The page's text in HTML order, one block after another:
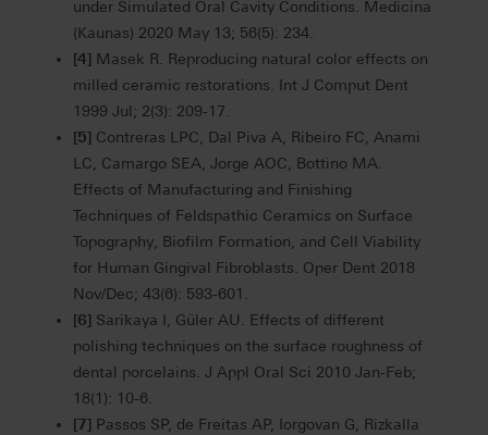
under Simulated Oral Cavity Conditions. Medicina
(Kaunas) 2020 May 13; 56(5): 234.
[4] Masek R. Reproducing natural color effects on
milled ceramic restorations. Int J Comput Dent
1999 Jul; 2(3): 209-17.
[5] Contreras LPC, Dal Piva A, Ribeiro FC, Anami
LC, Camargo SEA, Jorge AOC, Bottino MA.
Effects of Manufacturing and Finishing
Techniques of Feldspathic Ceramics on Surface
Topography, Biofilm Formation, and Cell Viability
for Human Gingival Fibroblasts. Oper Dent 2018
Nov/Dec; 43(6): 593-601.
[6] Sarikaya I, Güler AU. Effects of different
polishing techniques on the surface roughness of
dental porcelains. J Appl Oral Sci 2010 Jan-Feb;
18(1): 10-6.
[7] Passos SP, de Freitas AP, Iorgovan G, Rizkalla